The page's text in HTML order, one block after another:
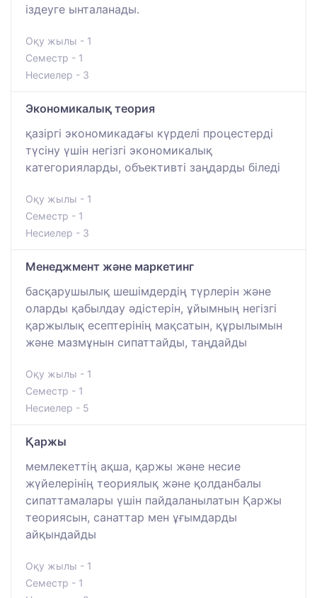
iздеуге ынталанады.
Оқу жылы - 1
Семестр - 1
Несиелер - 3
Экономикалық теория
қазіргі экономикадағы күрделі процестерді
түсіну үшін негізгі экономикалық
категорияларды, объективті заңдарды біледі
Оқу жылы - 1
Семестр - 1
Несиелер - 3
Менеджмент және маркетинг
басқарушылық шешімдердің түрлерін және
оларды қабылдау әдістерін, ұйымның негізгі
қаржылық есептерінің мақсатын, құрылымын
және мазмұнын сипаттайды, таңдайды
Оқу жылы - 1
Семестр - 1
Несиелер - 5
Қаржы
мемлекеттің ақша, қаржы және несие
жүйелерінің теориялық және қолданбалы
сипаттамалары үшін пайдаланылатын Қаржы
теориясын, санаттар мен ұғымдарды
айқындайды
Оқу жылы - 1
Семестр - 1